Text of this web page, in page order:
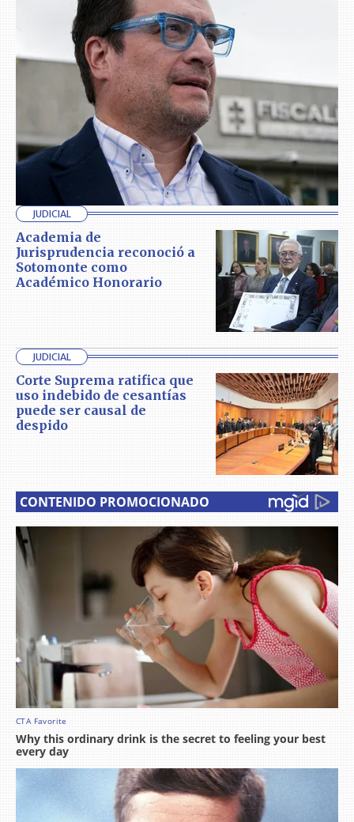
JUDICIAL
Academia de
Jurisprudencia reconoció a
Sotomonte como
Académico Honorario
JUDICIAL
Corte Suprema ratifica que
uso indebido de cesantías
puede ser causal de
despido